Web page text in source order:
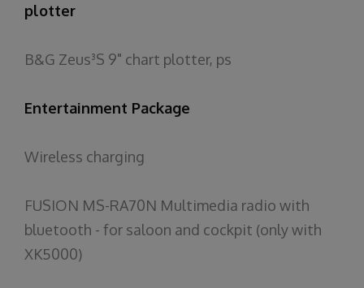
plotter
B&G Zeus³S 9" chart plotter, ps
Entertainment Package
Wireless charging
FUSION MS-RA70N Multimedia radio with
bluetooth - for saloon and cockpit (onlywith
XK5000)